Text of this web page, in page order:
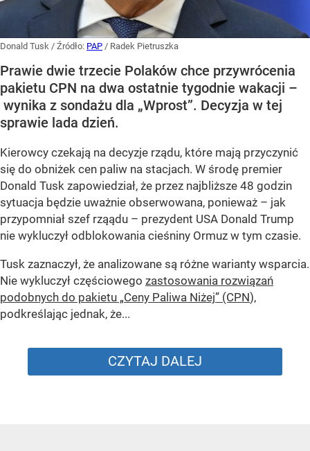
Donald Tusk / Źródło: PAP / Radek Pietruszka
Prawie dwie trzecie Polaków chce przywrócenia
pakietu CPN na dwa ostatnie tygodnie wakacji –
wynika z sondażu dla „Wprost”. Decyzja w tej
sprawie lada dzień.
Kierowcy czekają na decyzje rządu, które mają przyczynić
się do obniżek cen paliw na stacjach. W środę premier
Donald Tusk zapowiedział, że przez najbliższe 48 godzin
sytuacja będzie uważnie obserwowana, ponieważ – jak
przypomniał szef rząądu – prezydent USA Donald Trump
nie wykluczył odblokowania cieśniny Ormuz w tym czasie.
Tusk zaznaczył, że analizowane są różne warianty wsparcia.
Nie wykluczył częściowego zastosowania rozwiązań
podobnych do pakietu „Ceny Paliwa Niżej” (CPN),
podkreślając jednak, że...
CZYTAJ DALEJ